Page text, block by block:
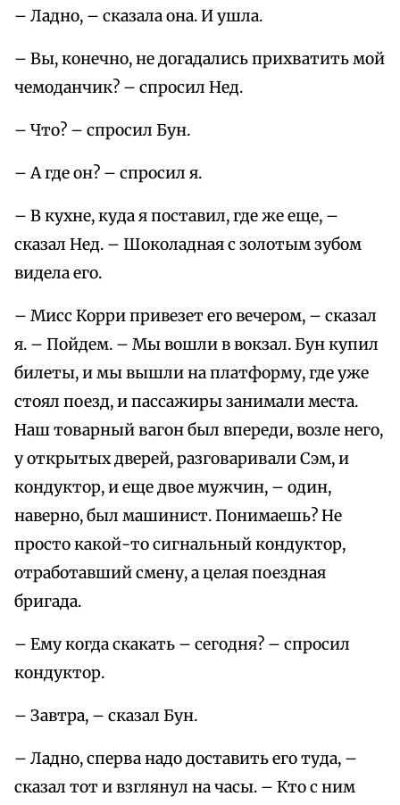
– Ладно, – сказала она. И ушла.
– Вы, конечно, не догадались прихватить мой
чемоданчик? – спросил Нед.
– Что? – спросил Бун.
– А где он? – спросил я.
– В кухне, куда я поставил, где же еще, –
сказал Нед. – Шоколадная с золотым зубом
видела его.
– Мисс Корри привезет его вечером, – сказал
я. – Пойдем. – Мы вошли в вокзал. Бун купил
билеты, и мы вышли на платформу, где уже
стоял поезд, и пассажиры занимали места.
Наш товарный вагон был впереди, возле него,
у открытых дверей, разговаривали Сэм, и
кондуктор, и еще двое мужчин, – один,
наверно, был машинист. Понимаешь? Не
просто какой-то сигнальный кондуктор,
отработавший смену, а целая поездная
бригада.
– Ему когда скакать – сегодня? – спросил
кондуктор.
– Завтра, – сказал Бун.
– Ладно, сперва надо доставить его туда, –
сказал тот и взглянул на часы. – Кто с ним